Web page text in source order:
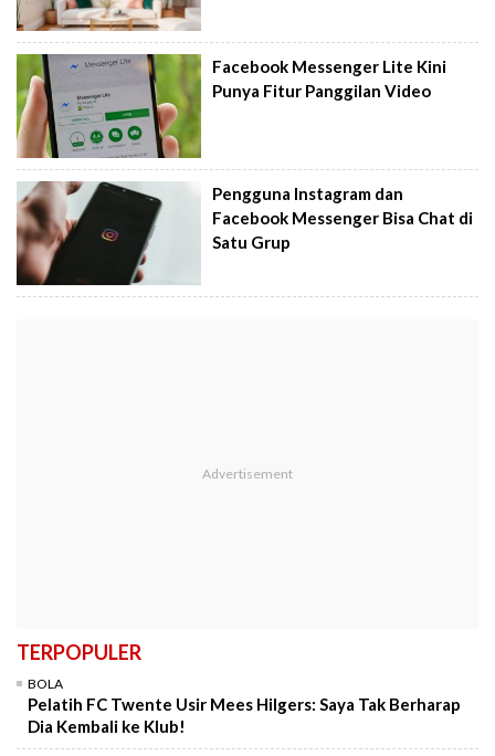
Facebook Messenger Lite Kini
Punya Fitur Panggilan Video
Pengguna Instagram dan
Facebook Messenger Bisa Chat di
Satu Grup
TERPOPULER
BOLA
Pelatih FC Twente Usir Mees Hilgers: Saya Tak Berharap
Dia Kembali ke Klub!